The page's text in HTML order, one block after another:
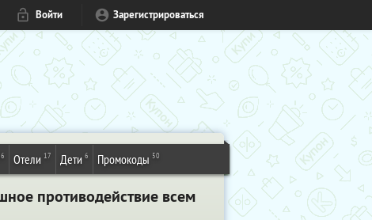
Войти Зарегистрироваться
Отели 17 Дети 6 Промокоды 50
противодействие всем